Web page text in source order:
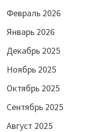
Февраль 2026
Январь 2026
Декабрь 2025
Ноябрь 2025
Октябрь 2025
Сентябрь 2025
Август 2025